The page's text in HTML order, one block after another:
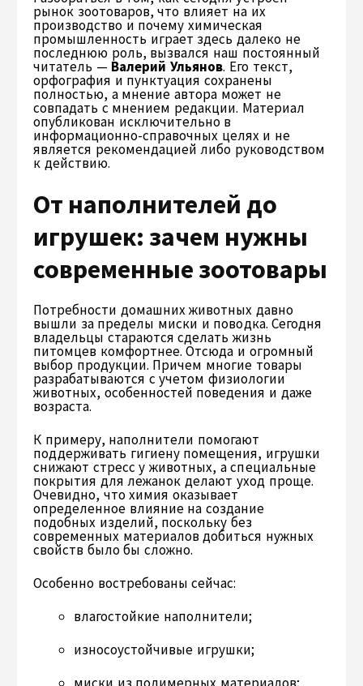
рынок зоотоваров, что влияет на их
производство и почему химическая
промышленность играет здесь далеко не
последнюю роль, вызвался наш постоянный
читатель — Валерий Ульянов. Его текст,
орфография и пунктуация сохранены
полностью, а мнение автора может не
совпадать с мнением редакции. Материал
опубликован исключительно в
информационно-справочных целях и не
является рекомендацией либо руководством
к действию.
От наполнителей до
игрушек: зачем нужны
современные зоотовары
Потребности домашних животных давно
вышли за пределы миски и поводка. Сегодня
владельцы стараются сделать жизнь
питомцев комфортнее. Отсюда и огромный
выбор продукции. Причем многие товары
разрабатываются с учетом физиологии
животных, особенностей поведения и даже
возраста.
К примеру, наполнители помогают
поддерживать гигиену помещения, игрушки
снижают стресс у животных, а специальные
покрытия для лежанок делают уход проще.
Очевидно, что химия оказывает
определенное влияние на создание
подобных изделий, поскольку без
современных материалов добиться нужных
свойств было бы сложно.
Особенно востребованы сейчас:
влагостойкие наполнители;
износоустойчивые игрушки;